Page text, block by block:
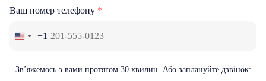
Ваш номер телефону *
+1
Зв’яжемось з вами протягом 30 хвилин . Або заплануйте дзвінок: